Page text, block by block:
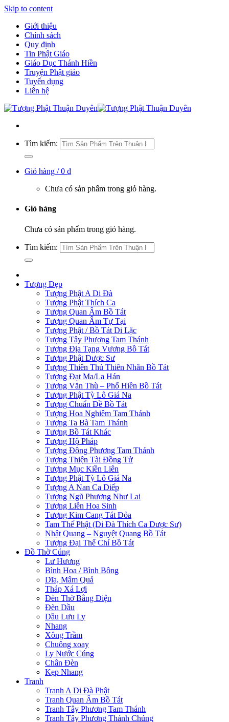
Skip to content
Giới thiệu
Chính sách
Quy định
Tin Phật Giáo
Giáo Dục Thánh Hiền
Truyện Phật giáo
Tuyển dụng
Liên hệ
Tìm kiếm:
Giỏ hàng /0 ₫
Chưa có sản phẩm trong giỏ hàng.
Giỏ hàng
Chưa có sản phẩm trong giỏ hàng.
Tìm kiếm:
Tượng Đẹp
Tượng Phật A Di Đà
Tượng Phật Thích Ca
Tượng Quan Âm Bồ Tát
Tượng Quan Âm Tự Tại
Tượng Phật / Bồ Tát Di Lặc
Tượng Tây Phương Tam Thánh
Tượng Địa Tạng Vương Bồ Tát
Tượng Phật Dược Sư
Tượng Thiên Thủ Thiên Nhãn Bồ Tát
Tượng Đạt Ma/La Hán
Tượng Văn Thù – Phổ Hiền Bồ Tát
Tượng Phật Tỳ Lô Giá Na
Tượng Chuẩn Đề Bồ Tát
Tượng Hoa Nghiêm Tam Thánh
Tượng Ta Bà Tam Thánh
Tượng Bồ Tát Khác
Tượng Hộ Pháp
Tượng Đông Phương Tam Thánh
Tượng Thiện Tài Đồng Tử
Tượng Mục Kiền Liên
Tượng Phật Tỳ Lô Giá Na
Tượng A Nan Ca Diếp
Tượng Ngũ Phương Như Lai
Tượng Liên Hoa Sinh
Tượng Kim Cang Tát Đỏa
Tam Thế Phật (Di Đà Thích Ca Dược Sư)
Nhật Quang – Nguyệt Quang Bồ Tát
Tượng Đại Thế Chí Bồ Tát
Đồ Thờ Cúng
Lư Hương
Bình Hoa / Bình Bông
Dĩa, Mâm Quả
Tháp Xá Lợi
Đèn Thờ Bằng Điện
Đèn Dầu
Dầu Lưu Ly
Nhang
Xông Trầm
Chuông xoay
Ly Nước Cúng
Chân Đèn
Kẹp Nhang
Tranh
Tranh A Di Đà Phật
Tranh Quan Âm Bồ Tát
Tranh Tây Phương Tam Thánh
Tranh Tây Phương Thánh Chúng